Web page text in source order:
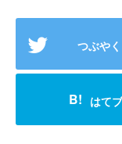
つぶやく
B! はてブ